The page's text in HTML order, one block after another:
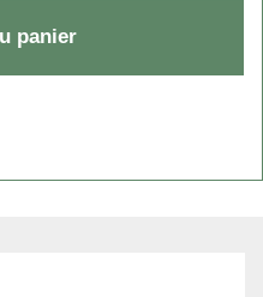
panier